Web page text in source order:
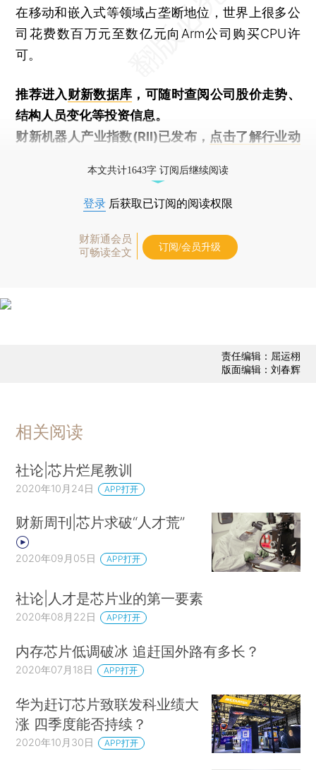
在移动和嵌入式等领域占垄断地位，世界上很多公
司花费数百万元至数亿元向Arm公司购买CPU许
可。
推荐进入财新数据库 ，可随时查阅公司股价走势、
结构人员变化等投资信息。
财新机器人产业指数(RII)已发布， 点击了解行业动
本文共计1643字 订阅后继续阅读
登录 后获取已订阅的阅读权限
财新通会员
可畅读全文
订阅/会员升级
责任编辑：屈运栩
版面编辑：刘春辉
相关阅读
社论|芯片烂尾教训
2020年10月24日 APP打开
财新周刊|芯片求破“人才荒”
2020年09月05日 APP打开
社论|人才是芯片业的第一要素
2020年08月22日 APP打开
内存芯片低调破冰 追赶国外路有多长？
2020年07月18日 APP打开
华为赶订芯片致联发科业绩大
涨 四季度能否持续？
2020年10月30日 APP打开